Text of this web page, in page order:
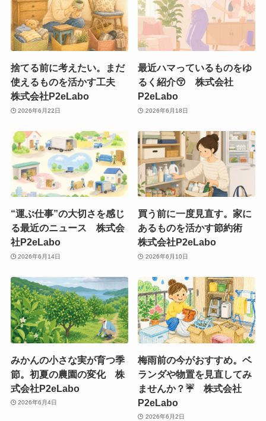
捨てる前に考えたい。まだ
使えるものを活かす工夫
株式会社P2eLabo
2026年6月22日
最近ハマっているものをゆ
るく紹介😚 株式会社
P2eLabo
2026年6月18日
“運ぶ仕事”の大切さを感じ
る最近のニュース 株式会
社P2eLabo
2026年6月14日
買う前に一度見直す。家に
あるものを活かす節約術
株式会社P2eLabo
2026年6月10日
みかんの小さな実が育つ季
節。初夏の農園の変化 株
式会社P2eLabo
2026年6月4日
梅雨前の今がおすすめ。ベ
ランダや物置を見直してみ
ませんか？☔ 株式会社
P2eLabo
2026年6月2日